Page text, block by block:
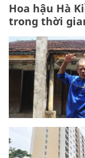
Hoa hậu Hà
trong thời